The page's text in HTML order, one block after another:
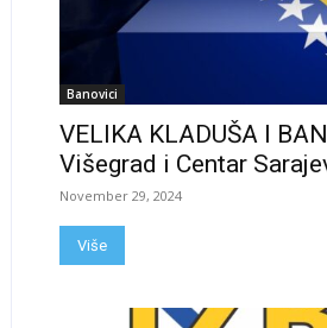
Banovici
VELIKA KLADUŠA I
Višegrad i Centar
November 29, 2024
Više